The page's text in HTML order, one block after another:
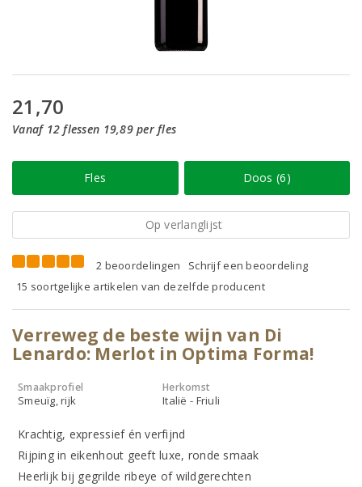
21,70
Vanaf 12 flessen 19,89 per fles
Fles Doos (6)
Op verlanglijst
2 beoordelingen
Schrijf een beoordeling
15 soortgelijke artikelen van dezelfde producent
Verreweg de beste wijn van Di
Lenardo: Merlot in Optima Forma!
Smaakprofiel
Smeuïg, rijk
Herkomst
Italië - Friuli
Krachtig, expressief én verfijnd
Rijping in eikenhout geeft luxe, ronde smaak
Heerlijk bij gegrilde ribeye of wildgerechten